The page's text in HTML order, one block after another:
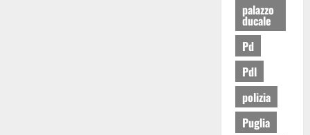
palazzo
ducale
Pd
Pdl
polizia
Puglia